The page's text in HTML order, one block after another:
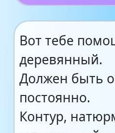
Вот тебе
деревянный.
Должен быть
постоянно.
Контур,